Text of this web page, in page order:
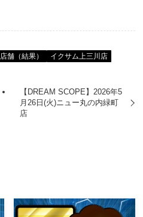
店舗（結果） イクサム上三川店
【DREAM SCOPE】2026年5
月26日(火)ニュー丸の内緑町
店